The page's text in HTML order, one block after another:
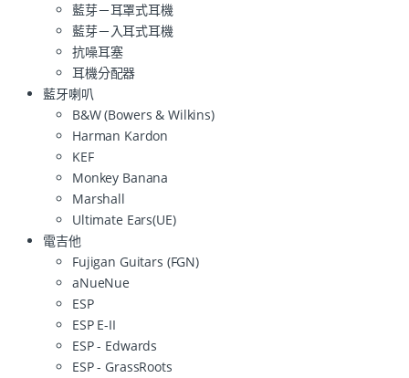
藍芽－耳罩式耳機
藍芽－入耳式耳機
抗噪耳塞
耳機分配器
藍牙喇叭
B&W (Bowers & Wilkins)
Harman Kardon
KEF
Monkey Banana
Marshall
Ultimate Ears(UE)
電吉他
Fujigan Guitars (FGN)
aNueNue
ESP
ESP E-II
ESP - Edwards
ESP - GrassRoots